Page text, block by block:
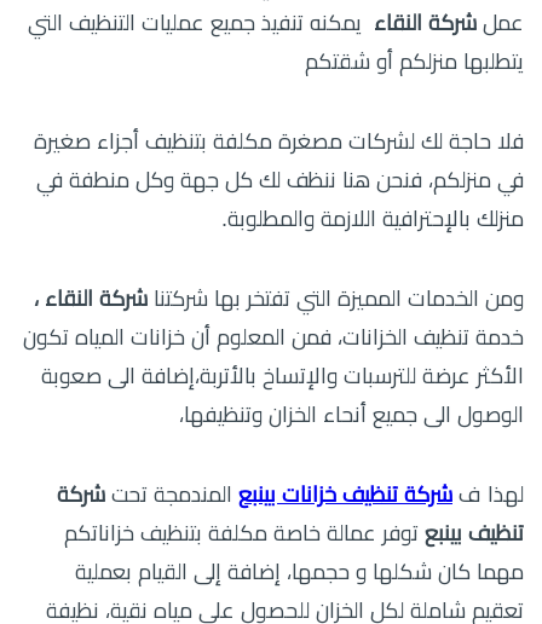
عمل شركة النقاء
يمكنه تنفيذ جميع عمليات التنظيف التي
يتطلبها منزلكم أو شقتكم
فلا حاجة لك لشركات مصغرة مكلفة بتنظيف أجزاء صغيرة
في منزلكم، فنحن هنا ننظف لك كل جهة وكل منطفة في
منزلك بالإحترافية اللازمة والمطلوبة.
ومن الخدمات المميزة التي تفتخر بها شركتنا شركة النقاء ،
خدمة تنظيف الخزانات، فمن المعلوم أن خزانات المياه تكون
الأكثر عرضة للترسبات والإتساخ بالأتربة،إضافة الى صعوبة
الوصول الى جميع أنحاء الخزان وتنظيفها،
لهذا ف شركة تنظيف خزانات بينبع المندمجة تحت شركة
تنظيف بينبع توفر عمالة خاصة مكلفة بتنظيف خزاناتكم
مهما كان شكلها و حجمها، إضافة إلى القيام بعملية
تعقيم شاملة لكل الخزان للحصول على مياه نقية، نظيفة